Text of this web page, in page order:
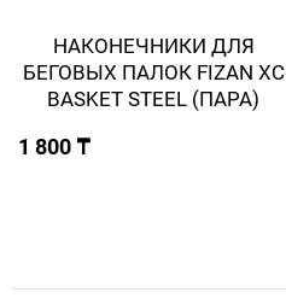
НАКОНЕЧНИКИ ДЛЯ
БЕГОВЫХ ПАЛОК FIZAN XC
BASKET STEEL (ПАРА)
1 800 ₸